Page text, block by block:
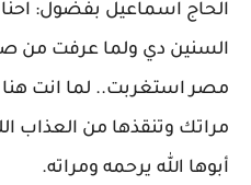
الحاج اسماعيل بفضول:
السنين دي ولما عرفت من
مصر استغربت.. لما انت
مراتك وتنقذها من العذاب
أبوها الله يرحمه ومراته.